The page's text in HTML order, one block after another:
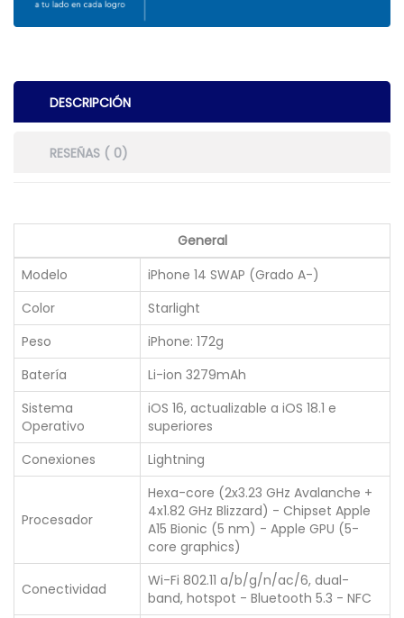
DESCRIPCIÓN
RESEÑAS ( 0)
General
Modelo
iPhone 14 SWAP (Grado A-)
Color
Starlight
Peso
iPhone: 172g
Batería
Li-ion 3279mAh
Sistema
Operativo
iOS 16, actualizable a iOS 18.1 e
superiores
Conexiones
Lightning
Procesador
Hexa-core (2x3.23 GHz Avalanche +
4x1.82 GHz Blizzard) - Chipset Apple
A15 Bionic (5 nm) - Apple GPU (5-
core graphics)
Conectividad
Wi-Fi 802.11 a/b/g/n/ac/6, dual-
band, hotspot - Bluetooth 5.3 - NFC